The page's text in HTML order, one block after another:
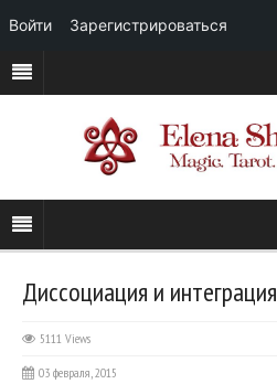
Диссоциация и интеграция
5111 Views
03 февраля, 2015
Войти Зарегистрироваться